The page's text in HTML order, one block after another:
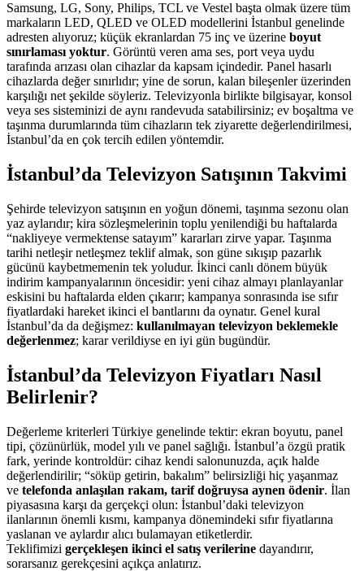
Samsung, LG, Sony, Philips, TCL ve Vestel başta olmak üzere tüm
markaların LED, QLED ve OLED modellerini İstanbul genelinde
adresten alıyoruz; küçük ekranlardan 75 inç ve üzerine boyut
sınırlaması yoktur. Görüntü veren ama ses, port veya uydu
tarafında arızası olan cihazlar da kapsam içindedir. Panel hasarlı
cihazlarda değer sınırlıdır; yine de sorun, kalan bileşenler üzerinden
karşılığı net şekilde söyleriz. Televizyonla birlikte bilgisayar, konsol
veya ses sisteminizi de aynı randevuda satabilirsiniz; ev boşaltma ve
taşınma durumlarında tüm cihazların tek ziyarette değerlendirilmesi,
İstanbul’da en çok tercih edilen yöntemdir.
İstanbul’da Televizyon Satışının Takvimi
Şehirde televizyon satışının en yoğun dönemi, taşınma sezonu olan
yaz aylarıdır; kira sözleşmelerinin toplu yenilendiği bu haftalarda
“nakliyeye vermektense satayım” kararları zirve yapar. Taşınma
tarihi netleşir netleşmez teklif almak, son güne sıkışıp pazarlık
gücünü kaybetmemenin tek yoludur. İkinci canlı dönem büyük
indirim kampanyalarının öncesidir: yeni cihaz almayı planlayanlar
eskisini bu haftalarda elden çıkarır; kampanya sonrasında ise sıfır
fiyatlardaki hareket ikinci el bantlarını da oynatır. Genel kural
İstanbul’da da değişmez: kullanılmayan televizyon beklemekle
değerlenmez; karar verildiyse en iyi gün bugündür.
İstanbul’da Televizyon Fiyatları Nasıl
Belirlenir?
Değerleme kriterleri Türkiye genelinde tektir: ekran boyutu, panel
tipi, çözünürlük, model yılı ve panel sağlığı. İstanbul’a özgü pratik
fark, yerinde kontroldür: cihaz kendi salonunuzda, açık halde
değerlendirilir; “söküp getirin, bakalım” belirsizliği hiç yaşanmaz
ve telefonda anlaşılan rakam, tarif doğruysa aynen ödenir. İlan
piyasasına karşı da gerçekçi olun: İstanbul’daki televizyon
ilanlarının önemli kısmı, kampanya dönemindeki sıfır fiyatlarına
yaslanan ve aylardır alıcı bulamayan etiketlerdir.
Teklifimizi gerçekleşen ikinci el satış verilerine dayandırır,
sorarsanız gerekçesini açıkça anlatırız.